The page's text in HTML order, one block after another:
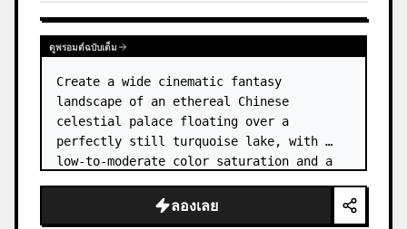
ดูพรอมต์ฉบับเต็ม
Create a wide cinematic fantasy
landscape of an ethereal Chinese
celestial palace floating over a
perfectly still turquoise lake, with
low-to-moderate color saturation and a
composition on an enormous white jade
and pale a…
ลองเลย